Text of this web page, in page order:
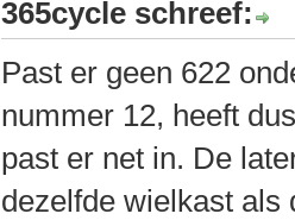
365cycle schreef:
Past er geen 622
nummer 12, heeft
past er net in. De
dezelfde wielkast als